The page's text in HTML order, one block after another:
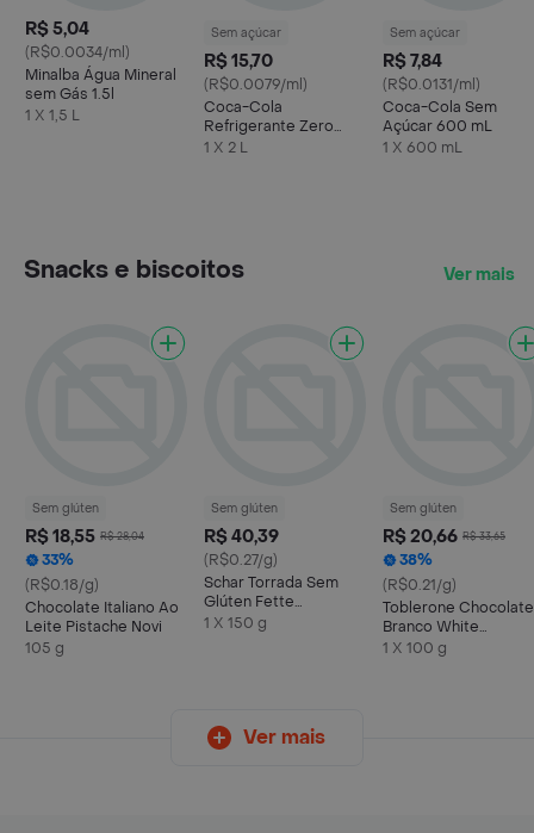
R$ 5,04
(R$0.0034/ml)
Minalba Água Mineral
sem Gás 1.5l
1 X 1,5 L
Sem açúcar
R$ 15,70
(R$0.0079/ml)
Coca-Cola
Refrigerante Zero
Açúcar Garrafa
1 X 2 L
Sem açúcar
R$ 7,84
(R$0.0131/ml)
Coca-Cola Sem
Açúcar 600 mL
1 X 600 mL
Snacks e biscoitos Ver mais
Sem glúten
R$ 18,55 R$ 28,04
33%
(R$0.18/g)
Chocolate Italiano Ao
Leite Pistache Novi
105 g
Sem glúten
R$ 40,39
(R$0.27/g)
Schar Torrada Sem
Glúten Fette
Croccanti 150 g
1 X 150 g
Sem glúten
R$ 20,66 R$ 33,65
38%
(R$0.21/g)
Toblerone Chocolate
Branco White
Exclusivo
1 X 100 g
Ver mais